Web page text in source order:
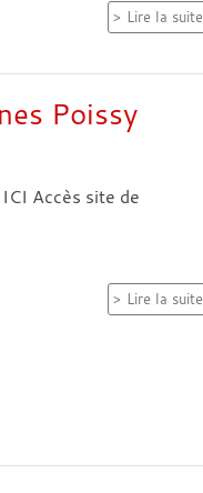
Lire la suite
Poissy
Accès site de
Lire la suite